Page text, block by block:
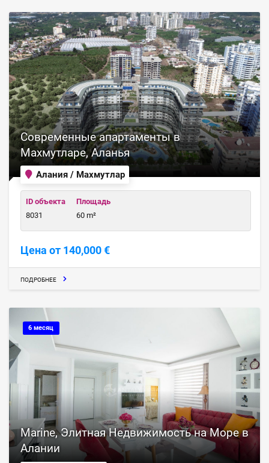
Алания / Махмутлар
Современные апартаменты в
Махмутларе, Аланья
ID объекта
8031
Площадь
60 m²
Цена от 140,000 €
ПОДРОБНЕЕ
6 месяц
Marine, Элитная Недвижимость на Море в
Алании